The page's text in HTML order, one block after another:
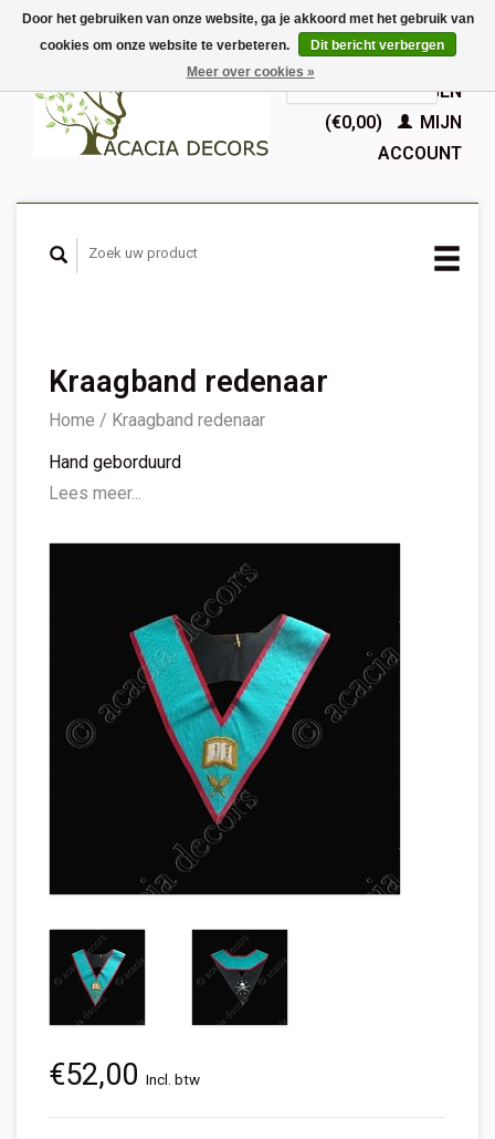
EUR
GBPNederlands
Deutsch
English
Français
WINKELWAGEN
(€0,00)
MIJN
ACCOUNT
Kraagband redenaar
Home / Kraagband redenaar
Hand geborduurd
Lees meer...
€52,00 Incl. btw
Door het gebruiken van onze website, ga je akkoord met het gebruik van
cookies om onze website te verbeteren.
Dit bericht verbergen
Meer over cookies »